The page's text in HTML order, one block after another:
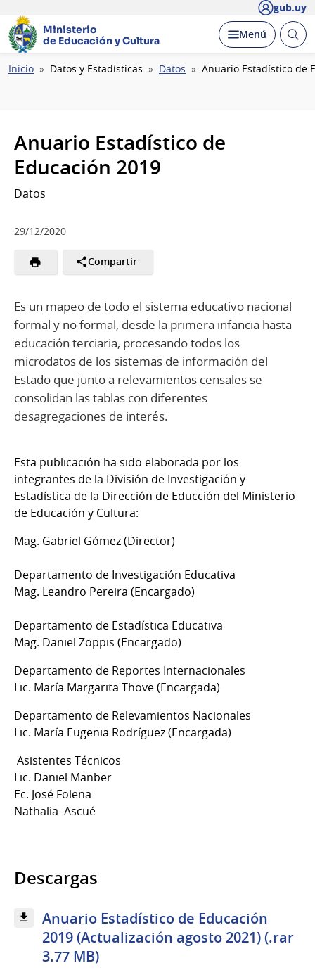
gub.uy
Ministerio
de Educación y Cultura
Desplegar
Menú Abrir
Ruta
Inicio Datos y Estadísticas Datos Anuario Estadístico de
Anuario Estadístico de
Educación 2019
Datos
29/12/2020
Compartir
Es un mapeo de todo el sistema educativo nacional
formal y no formal, desde la primera infancia hasta
educación terciaria, procesando todos los
microdatos de los sistemas de información del
Estado que junto a relevamientos censales se
consolidan las tablas con diferentes
desagregaciones de interés.
Esta publicación ha sido elaborada por los
integrantes de la División de Investigación y
Estadística de la Dirección de Educción del Ministerio
de Educación y Cultura:
Mag. Gabriel Gómez (Director)
Departamento de Investigación Educativa
Mag. Leandro Pereira (Encargado)
Departamento de Estadística Educativa
Mag. Daniel Zoppis (Encargado)
Departamento de Reportes Internacionales
Lic. María Margarita Thove (Encargada)
Departamento de Relevamientos Nacionales
Lic. María Eugenia Rodríguez (Encargada)
Asistentes Técnicos
Lic. Daniel Manber
Ec. José Folena
Nathalia Ascué
Descargas
Anuario Estadístico de Educación
2019 (Actualización agosto 2021) (.rar
3.77 MB)